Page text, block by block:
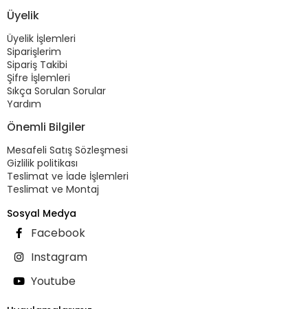
Üyelik
Üyelik İşlemleri
Siparişlerim
Sipariş Takibi
Şifre İşlemleri
Sıkça Sorulan Sorular
Yardım
Önemli Bilgiler
Mesafeli Satış Sözleşmesi
Gizlilik politikası
Teslimat ve İade İşlemleri
Teslimat ve Montaj
Sosyal Medya
Facebook
Instagram
Youtube